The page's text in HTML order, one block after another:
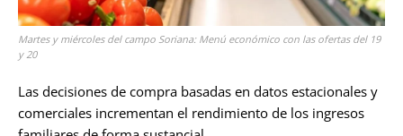
Martes y miércoles del campo Soriana: Menú económico con las ofertas del 19
y 20
Las decisiones de compra basadas en datos estacionales y
comerciales incrementan el rendimiento de los ingresos